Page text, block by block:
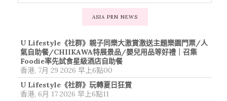
ASIA PRN NEWS
U Lifestyle《社群》親子同樂大激賞激送主題樂園門票/人
氣自助餐/CHIIKAWA特展景品/嬰兒用品等好禮｜召集
Foodie率先試食星級酒店自助餐
香港, 7月 29 2026 早上6點00
U Lifestyle《社群》玩轉夏日狂賞
香港, 6月 17 2026 早上6點11